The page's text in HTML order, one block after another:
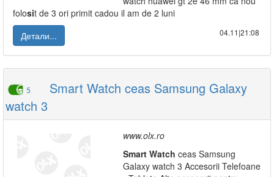
folosit de 3 ori primit cadou il am de 2 luni
Детали...
04.11|21:08
5
Smart Watch ceas Samsung Galaxy
watch 3
www.olx.ro
Smart Watch ceas Samsung
Galaxy watch 3 Accesorii Telefoane